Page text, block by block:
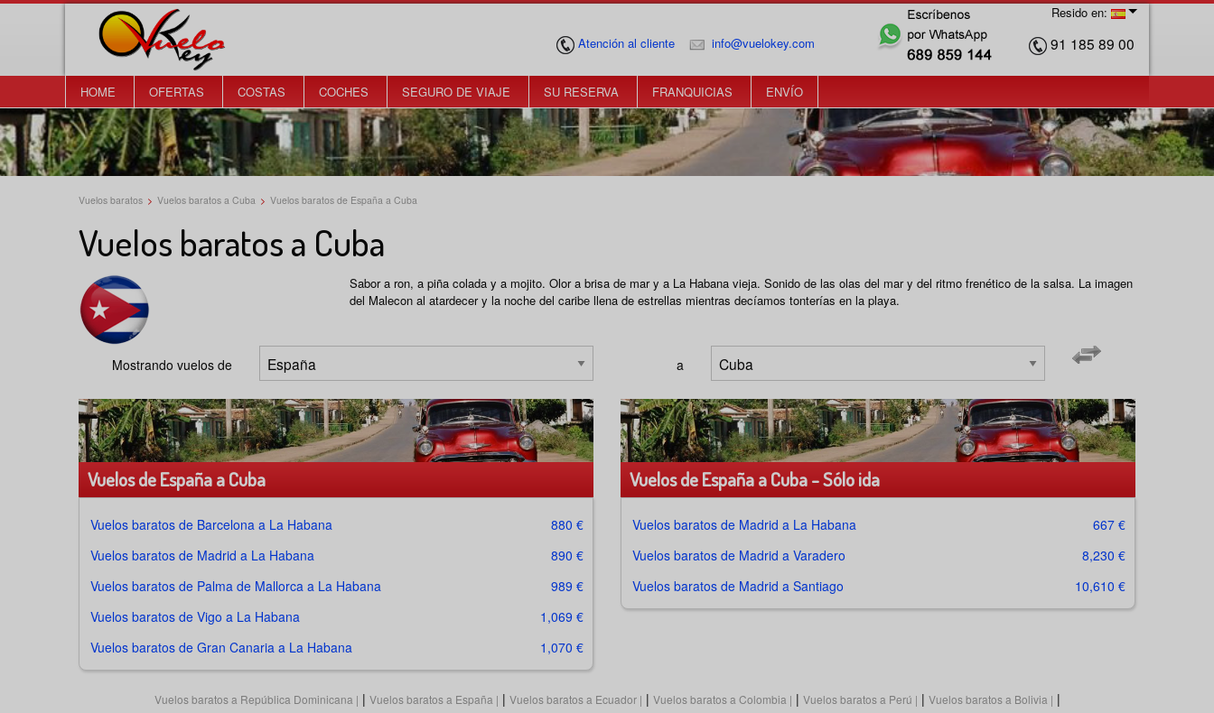
Resido en:
Atención al cliente
info@vuelokey.com 91 185 89 00
HOME OFERTAS COSTAS COCHES SEGURO DE VIAJE SU RESERVA FRANQUICIAS ENVÍO
Vuelos baratos > Vuelos baratos a Cuba > Vuelos baratos de España a Cuba
Vuelos baratos a Cuba
Sabor a ron, a piña colada y a mojito. Olor a brisa de mar y a La Habana vieja. Sonido de las olas del mar y del ritmo frenético de la salsa. La imagen
del Malecon al atardecer y la noche del caribe llena de estrellas mientras decíamos tonterías en la playa.
Mostrando vuelos de a
Vuelos de España a Cuba
Vuelos baratos de Barcelona a La Habana
880 €
Vuelos baratos de Madrid a La Habana
890 €
Vuelos baratos de Palma de Mallorca a La Habana
989 €
Vuelos baratos de Vigo a La Habana
1,069 €
Vuelos baratos de Gran Canaria a La Habana 1,070 €
Vuelos de España a Cuba - Sólo ida
Vuelos baratos de Madrid a La Habana
667 €
Vuelos baratos de Madrid a Varadero
8,230 €
Vuelos baratos de Madrid a Santiago 10,610 €
Vuelos baratos a República Dominicana | Vuelos baratos a España | Vuelos baratos a Ecuador | Vuelos baratos a Colombia | Vuelos baratos a Perú | Vuelos baratos a Bolivia |